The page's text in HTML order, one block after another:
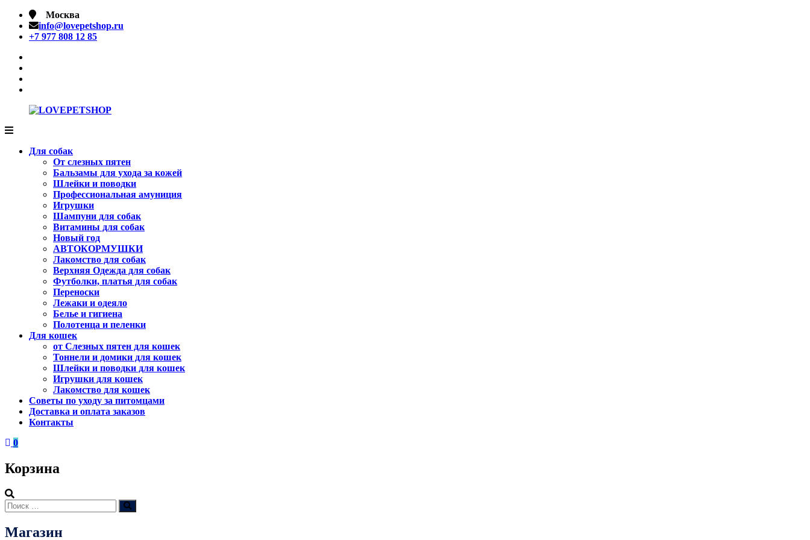
Перейти
содержимому
Москва
info@lovepetshop.ru
+7 977 808 12 85
для
животных
Для собак
От слезных пятен
Бальзамы для ухода за кожей
Шлейки и поводки
Профессиональная амуниция
Игрушки
Шампуни для собак
Витамины для собак
Новый год
АВТОКОРМУШКИ
Лакомство для собак
Верхняя Одежда для собак
Футболки, платья для собак
Переноски
Лежаки и одеяло
Белье и гигиена
Полотенца и пеленки
Для кошек
от Слезных пятен для кошек
Тоннели и домики для кошек
Шлейки и поводки для кошек
Игрушки для кошек
Лакомство для кошек
Советы по уходу за питомцами
Доставка и оплата заказов
Контакты
0
Корзина
Искать: Поиск
Магазин